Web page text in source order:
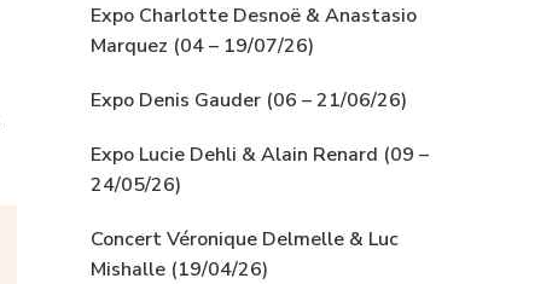
Expo Charlotte Desnoë & Anastasio
Marquez (04 – 19/07/26)
Expo Denis Gauder (06 – 21/06/26)
Expo Lucie Dehli & Alain Renard (09 –
24/05/26)
Concert Véronique Delmelle & Luc
Mishalle (19/04/26)